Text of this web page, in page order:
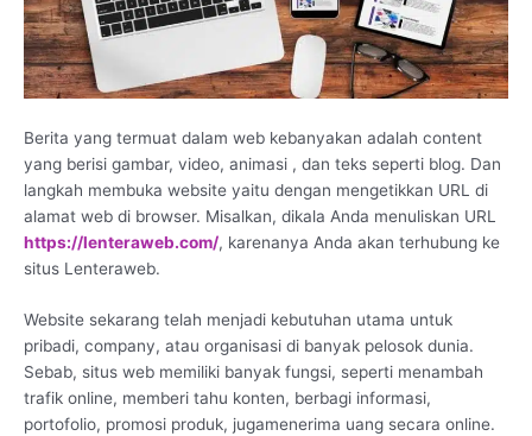
Berita yang termuat dalam web kebanyakan adalah content
yang berisi gambar, video, animasi , dan teks seperti blog. Dan
langkah membuka website yaitu dengan mengetikkan URL di
alamat web di browser. Misalkan, dikala Anda menuliskan URL
https://lenteraweb.com/, karenanya Anda akan terhubung ke
situs Lenteraweb.
Website sekarang telah menjadi kebutuhan utama untuk
pribadi, company, atau organisasi di banyak pelosok dunia.
Sebab, situs web memiliki banyak fungsi, seperti menambah
trafik online, memberi tahu konten, berbagi informasi,
portofolio, promosi produk, jugamenerima uang secara online.